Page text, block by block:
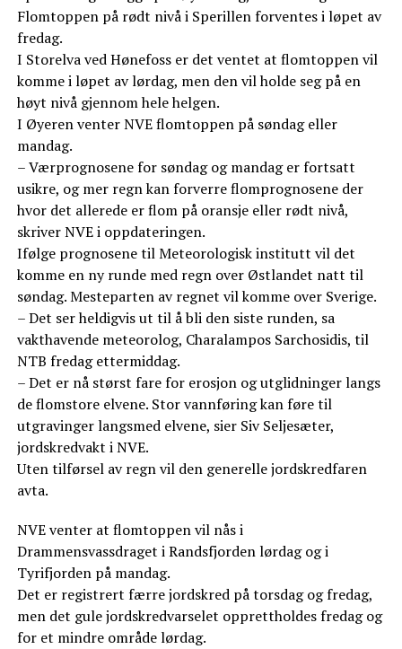
Flomtoppen på rødt nivå i Sperillen forventes i løpet av
fredag.
I Storelva ved Hønefoss er det ventet at flomtoppen vil
komme i løpet av lørdag, men den vil holde seg på en
høyt nivå gjennom hele helgen.
I Øyeren venter NVE flomtoppen på søndag eller
mandag.
– Værprognosene for søndag og mandag er fortsatt
usikre, og mer regn kan forverre flomprognosene der
hvor det allerede er flom på oransje eller rødt nivå,
skriver NVE i oppdateringen.
Ifølge prognosene til Meteorologisk institutt vil det
komme en ny runde med regn over Østlandet natt til
søndag. Mesteparten av regnet vil komme over Sverige.
– Det ser heldigvis ut til å bli den siste runden, sa
vakthavende meteorolog, Charalampos Sarchosidis, til
NTB fredag ettermiddag.
– Det er nå størst fare for erosjon og utglidninger langs
de flomstore elvene. Stor vannføring kan føre til
utgravinger langsmed elvene, sier Siv Seljesæter,
jordskredvakt i NVE.
Uten tilførsel av regn vil den generelle jordskredfaren
avta.
NVE venter at flomtoppen vil nås i
Drammensvassdraget i Randsfjorden lørdag og i
Tyrifjorden på mandag.
Det er registrert færre jordskred på torsdag og fredag,
men det gule jordskredvarselet opprettholdes fredag og
for et mindre område lørdag.